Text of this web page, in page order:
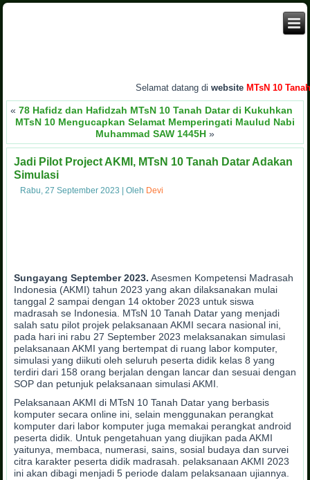
Selamat datang diwebsite MTsN 10 Tanah
«78 Hafidz dan Hafidzah MTsN 10 Tanah Datar di Kukuhkan
MTsN 10 Mengucapkan Selamat Memperingati Maulud Nabi
Muhammad SAW 1445H »
Jadi Pilot Project AKMI, MTsN 10 Tanah Datar Adakan
Simulasi
Rabu, 27 September 2023 |Oleh Devi
Sungayang September 2023. Asesmen Kompetensi Madrasah
Indonesia (AKMI) tahun 2023 yang akan dilaksanakan mulai
tanggal 2 sampai dengan 14 oktober 2023 untuk siswa
madrasah se Indonesia. MTsN 10 Tanah Datar yang menjadi
salah satu pilot projek pelaksanaan AKMI secara nasional ini,
pada hari ini rabu 27 September 2023 melaksanakan simulasi
pelaksanaan AKMI yang bertempat di ruang labor komputer,
simulasi yang diikuti oleh seluruh peserta didik kelas 8 yang
terdiri dari 158 orang berjalan dengan lancar dan sesuai dengan
SOP dan petunjuk pelaksanaan simulasi AKMI.
Pelaksanaan AKMI di MTsN 10 Tanah Datar yang berbasis
komputer secara online ini, selain menggunakan perangkat
komputer dari labor komputer juga memakai perangkat android
peserta didik. Untuk pengetahuan yang diujikan pada AKMI
yaitunya, membaca, numerasi, sains, sosial budaya dan survei
citra karakter peserta didik madrasah. pelaksanaan AKMI 2023
ini akan dibagi menjadi 5 periode dalam pelaksanaan ujiannya.